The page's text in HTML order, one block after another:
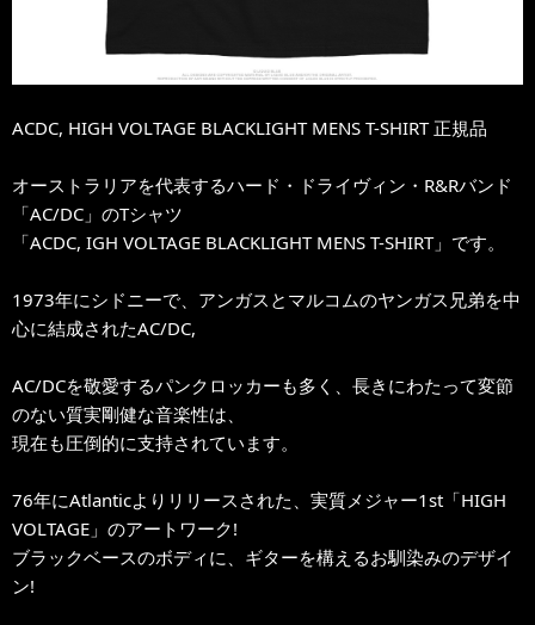
ACDC, HIGH VOLTAGE BLACKLIGHT MENS T-SHIRT 正規品
オーストラリアを代表するハード・ドライヴィン・R&Rバンド
「AC/DC」のTシャツ
「ACDC, IGH VOLTAGE BLACKLIGHT MENS T-SHIRT」です。
1973年にシドニーで、アンガスとマルコムのヤンガス兄弟を中
心に結成されたAC/DC,
AC/DCを敬愛するパンクロッカーも多く、長きにわたって変節
のない質実剛健な音楽性は、
現在も圧倒的に支持されています。
76年にAtlanticよりリリースされた、実質メジャー1st「HIGH
VOLTAGE」のアートワーク!
ブラックベースのボディに、ギターを構えるお馴染みのデザイ
ン!